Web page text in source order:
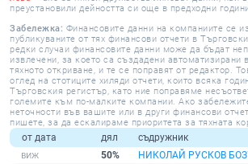
преустановили дейността си още в предходни
Забележка: Финансовите данни на компаниите се
публикуваните от тях финансови отчети в
редки случаи финансовите данни може да бъдат
извлечени, за което са създадени автоматизирани
тяхното откриване, и те се поправят от редактор.
оглед на стотиците хиляди отчети, които всяка
Търговския регистър, като ние поправяме
големите към по-малките компании. Ако
неточности във вашите или в други финансови
пишете, за да ескалираме приоритета за тяхната
от дата дял съдружник
50%
НИКОЛАЙ РУСКОВ